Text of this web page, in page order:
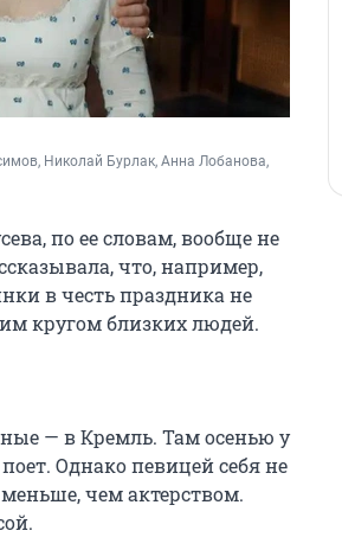
Николай Бурлак, Анна Лобанова,
по ее словам, вообще не
что, например,
в честь праздника не
кругом близких людей.
— в Кремль. Там осенью у
Однако певицей себя не
чем актерством.